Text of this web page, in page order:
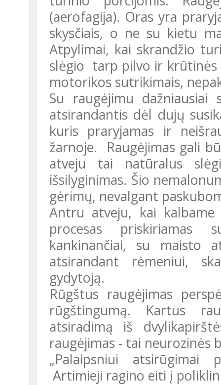
(aerofagija). Oras yra
skysčiais, o ne su kietu
Atpylimai, kai skrandžio
slėgio tarp pilvo ir krūtinės
motorikos sutrikimais,
Su raugėjimu dažniausiai susijęs simptomas – pilvo pūtimas,
atsirandantis dėl dujų
kuris praryjamas ir
žarnoje. Raugėjimas gali
atveju tai natūralus
išsilyginimas. Šio
gėrimų, nevalgant
Antru atveju, kai kalbame apie dažną raugėjimą su atpylimu,
procesas priskiriamas
kankinančiai, su maisto
atsirandant rėmeniui,
gydytoją.
Rūgštus raugėjimas perspėja apie padidėjusį skrandžio sulčių
rūgštingumą. Kartus
atsiradimą iš
raugėjimas - tai neurozinės
„Palaipsniui atsirūgimai padažnėjo,- toliau pasakoja Julija.
Artimieji ragino eiti į